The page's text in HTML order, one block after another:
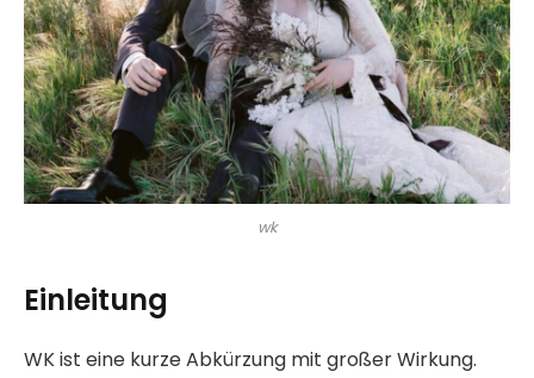
wk
Einleitung
WK ist eine kurze Abkürzung mit großer Wirkung.